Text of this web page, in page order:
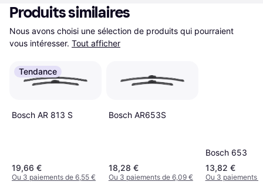
Produits similaires
Nous avons choisi une sélection de produits qui pourraient
vous intéresser. Tout afficher
Tendance
Bosch AR 813 S
19,66 €
Ou 3 paiements de 6,55 €
Bosch AR653S
18,28 €
Ou 3 paiements de 6,09 €
Bosch 653
13,82 €
Ou 3 paiements